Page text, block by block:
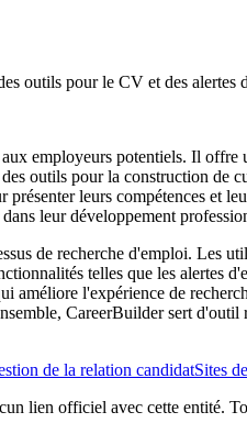
outils pour le CV et des alertes
employeurs potentiels. Il offre
outils pour la construction de
leurs compétences et
leur développement
de recherche d'emploi. Les
telles que les alertes
l'expérience de
CareerBuilder sert
de la relation candidatSites
lien officiel avec cette entité.